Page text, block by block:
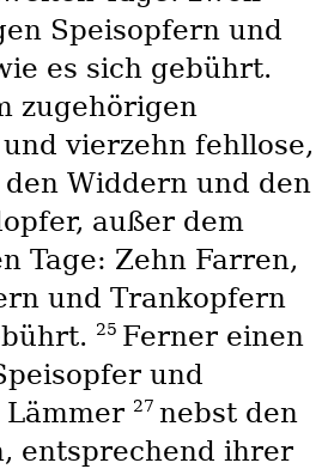
Speisopfern und
es sich gebührt.
zugehörigen
vierzehn fehllose,
Widdern und den
außer dem
Tage: Zehn Farren,
und Trankopfern
25 Ferner einen
und
27 nebst den
entsprechend ihrer